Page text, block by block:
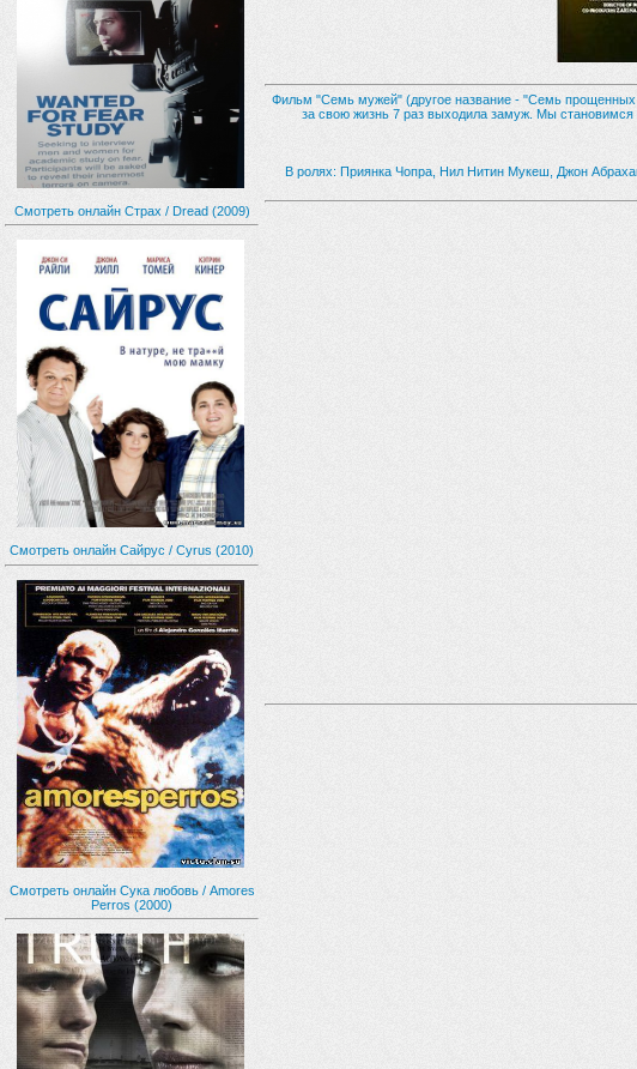
Смотреть онлайн Страх / Dread (2009)
Смотреть онлайн Сайрус / Cyrus (2010)
Смотреть онлайн Сука любовь / Amores
Perros (2000)
Фильм "Семь мужей" (другое название - "Семь прощенных
за свою жизнь 7 раз выходила замуж. Мы
В ролях: Приянка Чопра, Нил Нитин Мукеш, Джон